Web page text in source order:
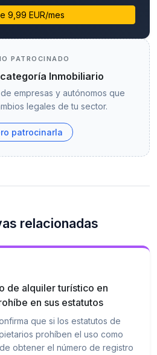
9,99 EUR/mes
PATROCINADO
Inmobiliario
empresas y autónomos que
legales de tu sector.
patrocinarla
relacionadas
de alquiler turístico en
en sus estatutos
que si los estatutos de
prohíben el uso como
obtener el número de registro